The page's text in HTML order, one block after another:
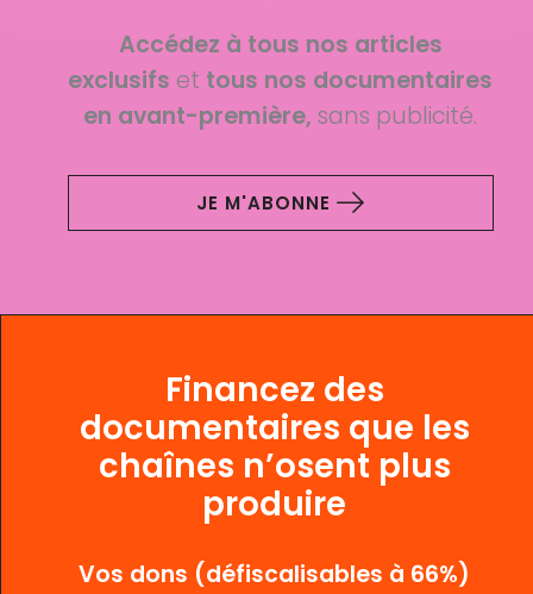
Accédez à tous nos articles
exclusifs et tous nos documentaires
en avant-première,sans publicité.
JE M'ABONNE
Financez des
documentaires que les
chaînes n’osent plus
produire
Vos dons (défiscalisables à 66%)